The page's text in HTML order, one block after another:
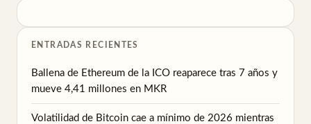
ENTRADAS RECIENTES
Ballena de Ethereum de la ICO reaparece tras 7 años y
mueve 4,41 millones en MKR
Volatilidad de Bitcoin cae a mínimo de 2026 mientras